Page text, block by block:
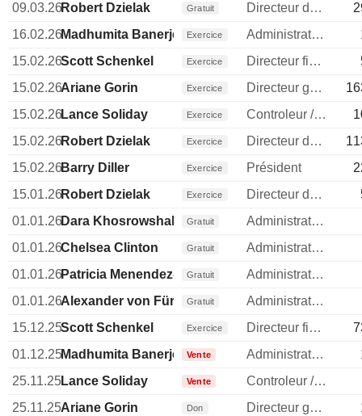
09.03.26Robert Dzielak Gratuit Directeur des ressources humaines
16.02.26Madhumita Banerjee Exercice Administrateur
15.02.26Scott Schenkel Exercice Directeur financier
15.02.26Ariane Gorin Exercice Directeur general
15.02.26Lance Soliday Exercice Controleur / auditeur
15.02.26Robert Dzielak Exercice Directeur des ressources humaines
15.02.26Barry Diller Exercice Président
15.01.26Robert Dzielak Exercice Directeur des ressources humaines
01.01.26Dara Khosrowshahi Gratuit
Administrateur
01.01.26Chelsea Clinton Gratuit
Administrateur
01.01.26Patricia Menendez-Cambo
Gratuit
Administrateur
01.01.26Alexander von Fürstenberg
Gratuit
Administrateur
15.12.25Scott Schenkel Exercice Directeur financier
01.12.25Madhumita Banerjee Vente Administrateur
25.11.25Lance Soliday Vente
Controleur / auditeur
25.11.25Ariane Gorin Don Directeur general